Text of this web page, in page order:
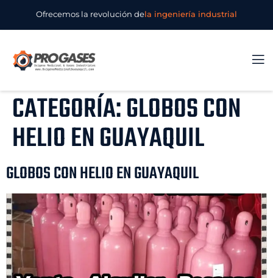
Ofrecemos la revolución dela ingeniería industrial
CATEGORÍA:GLOBOS CON
HELIO EN GUAYAQUIL
GLOBOS CON HELIO EN GUAYAQUIL